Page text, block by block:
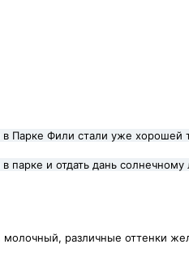
Парке Фили стали уже
парке и отдать дань солнечному
различные оттенки